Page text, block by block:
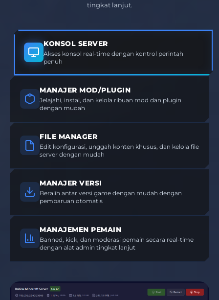
tingkat lanjut.
KONSOL SERVER
Akses konsol real-time dengan kontrol perintah
penuh
MANAJER MOD/PLUGIN
Jelajahi, instal, dan kelola ribuan mod dan plugin
dengan mudah
FILE MANAGER
Edit konfigurasi, unggah konten khusus, dan kelola file
server dengan mudah
MANAJER VERSI
Beralih antar versi game dengan mudah dengan
pembaruan otomatis
MANAJEMEN PEMAIN
Banned, kick, dan moderasi pemain secara real-time
dengan alat admin tingkat lanjut